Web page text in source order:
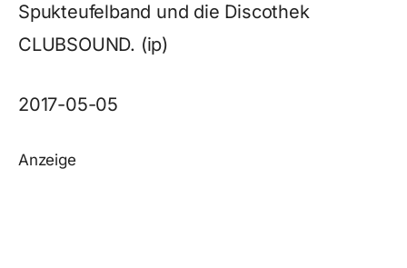
Spukteufelband und die Discothek
CLUBSOUND. (ip)
2017-05-05
Anzeige